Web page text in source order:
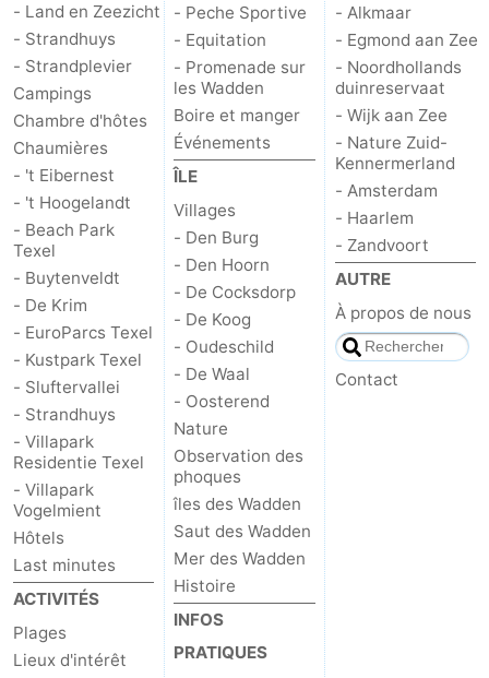
Forum
Route
-
Ferry
-
Stationnement
Saut
des
Wadden
Adresses
Médicales
Région
Îles
de
la
Frise
Schiermonnikoog
-
Ameland
-
Terschelling
-
Vlieland
Hollande-
Septentrionale
-
- Land en Zeezicht
- Strandhuys
- Strandplevier
Campings
Chambre d'hôtes
Chaumières
- 't Eibernest
- 't Hoogelandt
- Beach Park
Texel
- Buytenveldt
- De Krim
- EuroParcs Texel
- Kustpark Texel
- Sluftervallei
- Strandhuys
- Villapark
Residentie Texel
- Villapark
Vogelmient
Hôtels
Last minutes
ACTIVITÉS
Plages
Lieux d'intérêt
- Peche Sportive
- Equitation
- Promenade sur
les Wadden
Boire et manger
Événements
ÎLE
Villages
- Den Burg
- Den Hoorn
- De Cocksdorp
- De Koog
- Oudeschild
- De Waal
- Oosterend
Nature
Observation des
phoques
îles des Wadden
Saut des Wadden
Mer des Wadden
Histoire
INFOS
PRATIQUES
- Alkmaar
- Egmond aan Zee
- Noordhollands
duinreservaat
- Wijk aan Zee
- Nature Zuid-
Kennermerland
- Amsterdam
- Haarlem
- Zandvoort
AUTRE
À propos de nous
Contact